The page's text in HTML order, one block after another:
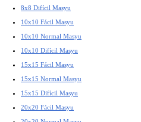
8x8 Difícil Masyu
10x10 Fácil Masyu
10x10 Normal Masyu
10x10 Difícil Masyu
15x15 Fácil Masyu
15x15 Normal Masyu
15x15 Difícil Masyu
20x20 Fácil Masyu